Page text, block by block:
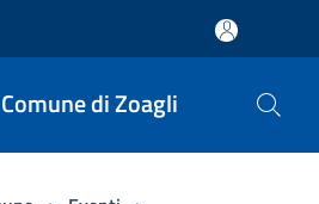
Comune di Zoagli